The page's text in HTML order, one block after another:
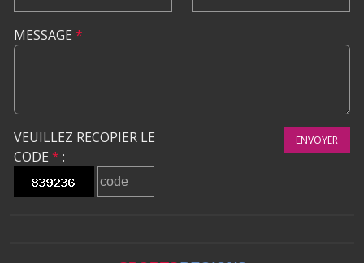
MESSAGE *
VEUILLEZ RECOPIER LE
CODE * :
ENVOYER